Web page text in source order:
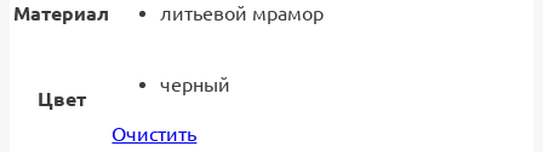
Материал литьевой мрамор
Цвет
черный
Очистить